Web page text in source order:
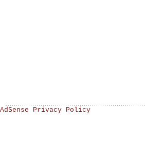
AdSense Privacy Policy